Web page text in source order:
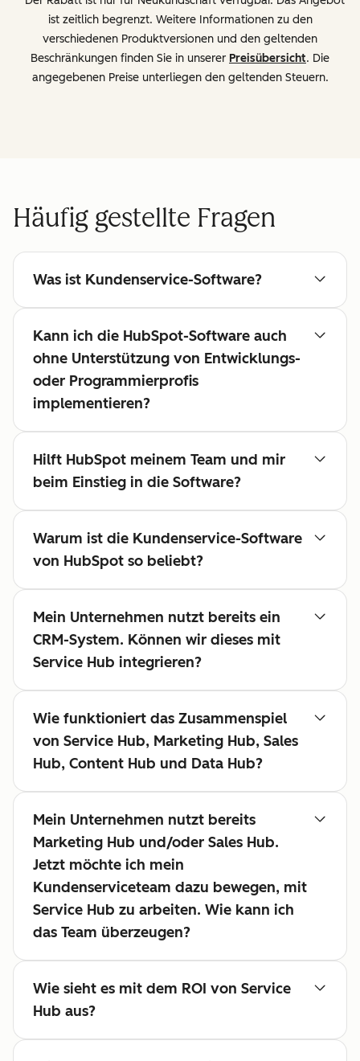
ist zeitlich begrenzt. Weitere Informationen zu den
verschiedenen Produktversionen und den geltenden
Beschränkungen finden Sie in unserer Preisübersicht. Die
angegebenen Preise unterliegen den geltenden Steuern.
Häufig gestellte Fragen
Was ist Kundenservice-Software?
Kann ich die HubSpot-Software auch
ohne Unterstützung von Entwicklungs-
oder Programmierprofis
implementieren?
Hilft HubSpot meinem Team und mir
beim Einstieg in die Software?
Warum ist die Kundenservice-Software
von HubSpot so beliebt?
Mein Unternehmen nutzt bereits ein
CRM-System. Können wir dieses mit
Service Hub integrieren?
Wie funktioniert das Zusammenspiel
von Service Hub, Marketing Hub, Sales
Hub, Content Hub und Data Hub?
Mein Unternehmen nutzt bereits
Marketing Hub und/oder Sales Hub.
Jetzt möchte ich mein
Kundenserviceteam dazu bewegen, mit
Service Hub zu arbeiten. Wie kann ich
das Team überzeugen?
Wie sieht es mit dem ROI von Service
Hub aus?